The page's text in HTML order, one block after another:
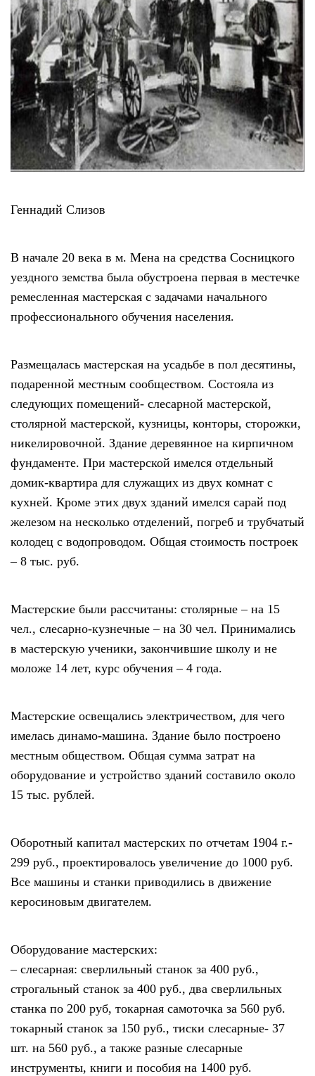
Геннадий Слизов
В начале 20 века в м. Мена на средства Сосницкого
уездного земства была обустроена первая в местечке
ремесленная мастерская с задачами начального
профессионального обучения населения.
Размещалась мастерская на усадьбе в пол десятины,
подаренной местным сообществом. Состояла из
следующих помещений- слесарной мастерской,
столярной мастерской, кузницы, конторы, сторожки,
никелировочной. Здание деревянное на кирпичном
фундаменте. При мастерской имелся отдельный
домик-квартира для служащих из двух комнат с
кухней. Кроме этих двух зданий имелся сарай под
железом на несколько отделений, погреб и трубчатый
колодец с водопроводом. Общая стоимость построек
– 8 тыс. руб.
Мастерские были рассчитаны: столярные – на 15
чел., слесарно-кузнечные – на 30 чел. Принимались
в мастерскую ученики, закончившие школу и не
моложе 14 лет, курс обучения – 4 года.
Мастерские освещались электричеством, для чего
имелась динамо-машина. Здание было построено
местным обществом. Общая сумма затрат на
оборудование и устройство зданий составило около
15 тыс. рублей.
Оборотный капитал мастерских по отчетам 1904 г.-
299 руб., проектировалось увеличение до 1000 руб.
Все машины и станки приводились в движение
керосиновым двигателем.
Оборудование мастерских:
– слесарная: сверлильный станок за 400 руб.,
строгальный станок за 400 руб., два сверлильных
станка по 200 руб, токарная самоточка за 560 руб.
токарный станок за 150 руб., тиски слесарные- 37
шт. на 560 руб., а также разные слесарные
инструменты, книги и пособия на 1400 руб.